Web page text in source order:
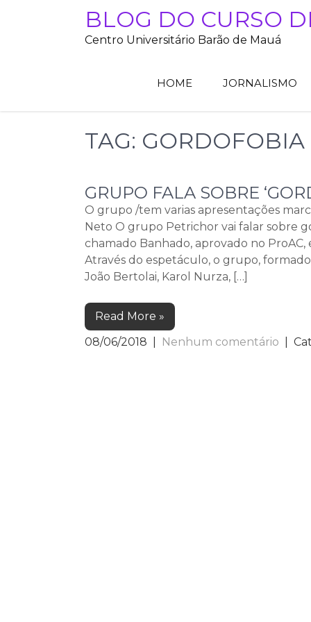
BLOG DO CURSO
Centro Universitário Barão de Mauá
HOME JORNALISMO
TAG: GORDOFOBIA
GRUPO FALA SOBRE
O grupo /tem varias apresentações
Neto O grupo Petrichor vai falar sobre
chamado Banhado, aprovado no
Através do espetáculo, o grupo,
João Bertolai, Karol Nurza, […]
Read More »
08/06/2018
Nenhum comentário |